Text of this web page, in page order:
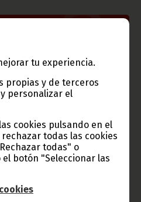
tu experiencia.
propias y de terceros
personalizar el
cookies pulsando en el
todas las cookies
todas" o
botón "Seleccionar las
Guinea Ecuatorial